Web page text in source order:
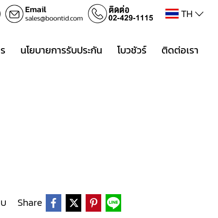
TH
นโยบายการรับประกัน โบวชัวร์ ติดต่อเรา
Share